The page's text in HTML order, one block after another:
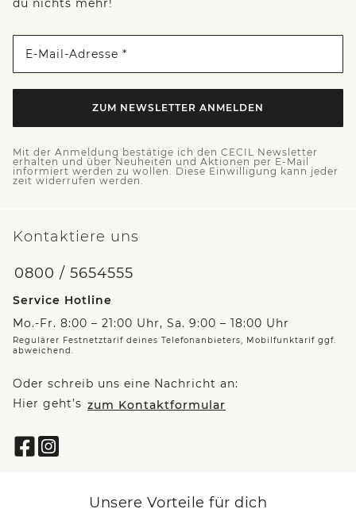
E-Mail-Adresse *
ZUM NEWSLETTER ANMELDEN
Mit der Anmeldung bestätige ich den CECIL Newsletter
erhalten und über Neuheiten und Aktionen per E-Mail
informiert werden zu wollen. Diese Einwilligung kann jeder
zeit widerrufen werden.
Kontaktiere uns
0800 / 5654555
Service Hotline
Mo.-Fr. 8:00 – 21:00 Uhr, Sa. 9:00 – 18:00 Uhr
Regulärer Festnetztarif deines Telefonanbieters, Mobilfunktarif ggf.
abweichend.
Oder schreib uns eine Nachricht an:
Hier geht’s zum Kontaktformular
Unsere Vorteile für dich